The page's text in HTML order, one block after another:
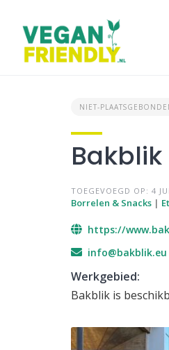
content
NIET-
Bakblik
TOEGEVOEGD OP: 4
Borrelen & Snacks |
https://
info@bakblik.eu
Werkgebied:
Bakblik is